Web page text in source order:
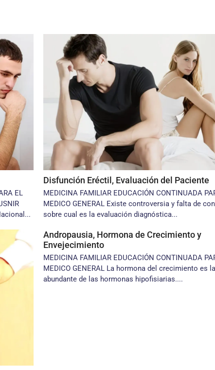
EL
Disfunción Eréctil, Evaluación del Paciente
MEDICINA FAMILIAR EDUCACIÓN CONTINUADA
MEDICO GENERAL Existe controversia y falta de
sobre cual es la evaluación diagnóstica...
Andropausia, Hormona de Crecimiento y
Envejecimiento
MEDICINA FAMILIAR EDUCACIÓN CONTINUADA
MEDICO GENERAL La hormona del crecimiento es
abundante de las hormonas hipofisiarias....